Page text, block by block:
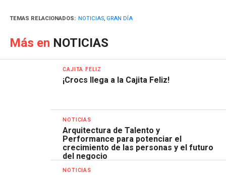
TEMAS RELACIONADOS: NOTICIAS, GRAN DÍA
Más en NOTICIAS
CAJITA FELIZ
¡Crocs llega a la Cajita Feliz!
NOTICIAS
Arquitectura de Talento y
Performance para potenciar el
crecimiento de las personas y el futuro
del negocio
NOTICIAS